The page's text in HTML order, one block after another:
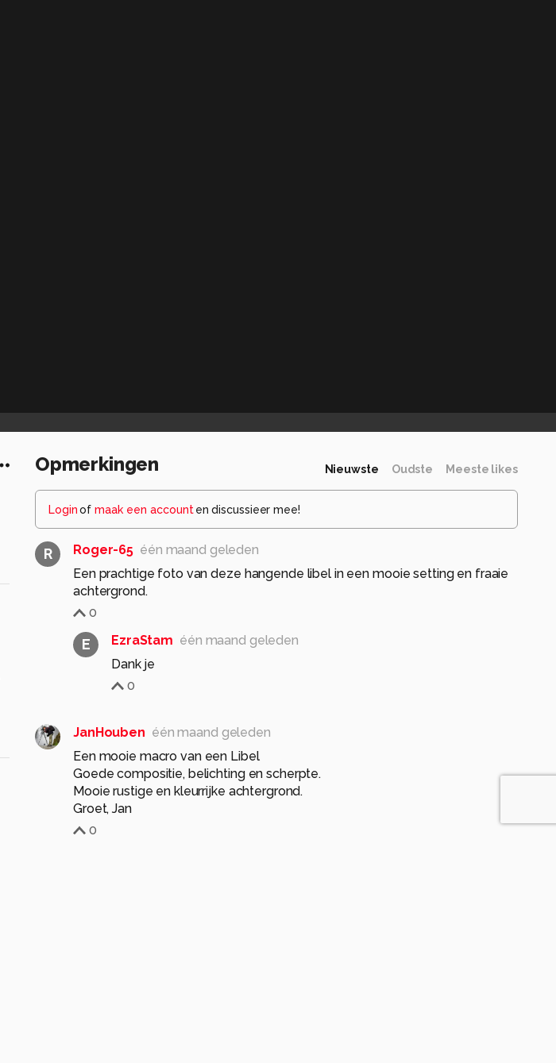
Opmerkingen Nieuwste Oudste Meeste likes
Loginof maak een account en discussieer mee!
R Roger-65 één maand geleden
Een prachtige foto van deze hangende libel in een mooie setting en fraaie
achtergrond.
0
E EzraStam één maand geleden
Dank je
0
JanHouben één maand geleden
Een mooie macro van een Libel
Goede compositie, belichting en scherpte.
Mooie rustige en kleurrijke achtergrond.
Groet, Jan
0